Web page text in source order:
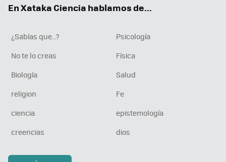
En Xataka Ciencia hablamos de...
¿Sabías que...?
Psicología
No te lo creas
Física
Biología
Salud
religion
Fe
ciencia
epistemología
creencias
dios